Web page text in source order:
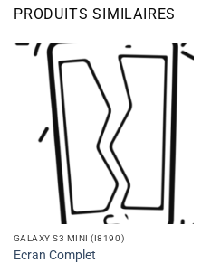
PRODUITS SIMILAIRES
GALAXY S3 MINI (I8190)
Ecran Complet